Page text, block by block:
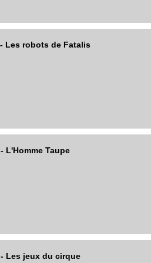
Les robots de Fatalis
L'Homme Taupe
Les jeux du cirque